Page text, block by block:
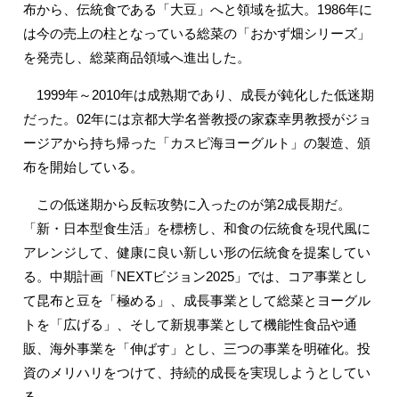
布から、伝統食である「大豆」へと領域を拡大。1986年に
は今の売上の柱となっている総菜の「おかず畑シリーズ」
を発売し、総菜商品領域へ進出した。
1999年～2010年は成熟期であり、成長が鈍化した低迷期
だった。02年には京都大学名誉教授の家森幸男教授がジョ
ージアから持ち帰った「カスピ海ヨーグルト」の製造、頒
布を開始している。
この低迷期から反転攻勢に入ったのが第2成長期だ。
「新・日本型食生活」を標榜し、和食の伝統食を現代風に
アレンジして、健康に良い新しい形の伝統食を提案してい
る。中期計画「NEXTビジョン2025」では、コア事業とし
て昆布と豆を「極める」、成長事業として総菜とヨーグル
トを「広げる」、そして新規事業として機能性食品や通
販、海外事業を「伸ばす」とし、三つの事業を明確化。投
資のメリハリをつけて、持続的成長を実現しようとしてい